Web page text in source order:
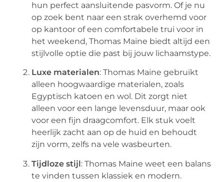
hun perfect aansluitende pasvorm. Of je nu
op zoek bent naar een strak overhemd voor
op kantoor of een comfortabele trui voor in
het weekend, Thomas Maine biedt altijd een
stijlvolle optie die past bij jouw lichaamstype.
Luxe materialen: Thomas Maine gebruikt
alleen hoogwaardige materialen, zoals
Egyptisch katoen en wol. Dit zorgt niet
alleen voor een lange levensduur, maar ook
voor een fijn draagcomfort. Elk stuk voelt
heerlijk zacht aan op de huid en behoudt
zijn vorm, zelfs na vele wasbeurten.
Tijdloze stijl: Thomas Maine weet een balans
te vinden tussen klassiek en modern.